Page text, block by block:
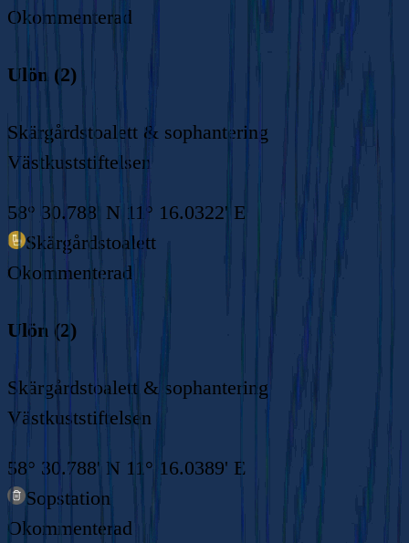
Okommenterad
Ulön (2)
Skärgårdstoalett & sophantering
Västkuststiftelsen
58° 30.788' N 11° 16.0322' E
Skärgårdstoalett
Okommenterad
Ulön (2)
Skärgårdstoalett & sophantering
Västkuststiftelsen
58° 30.788' N 11° 16.0389' E
Sopstation
Okommenterad